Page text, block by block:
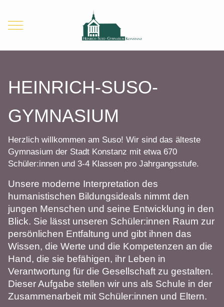
Mobile Menu Toggle
HEINRICH-SUSO-
GYMNASIUM
Herzlich willkommen am Suso! Wir sind das älteste
Gymnasium der Stadt Konstanz mit etwa 670
Schüler:innen und 3-4 Klassen pro Jahrgangsstufe.
Unsere moderne Interpretation des
humanistischen Bildungsideals nimmt den
jungen Menschen und seine Entwicklung in den
Blick. Sie lässt unseren Schüler:innen Raum zur
persönlichen Entfaltung und gibt ihnen das
Wissen, die Werte und die Kompetenzen an die
Hand, die sie befähigen, ihr Leben in
Verantwortung für die Gesellschaft zu gestalten.
Dieser Aufgabe stellen wir uns als Schule in der
Zusammenarbeit mit Schüler:innen und Eltern.